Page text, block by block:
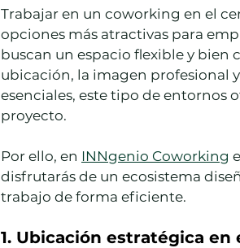
Trabajar en un coworking en el
opciones más atractivas para
buscan un espacio flexible y bien
ubicación, la imagen profesional
esenciales, este tipo de entornos
proyecto.
Por ello, en INNgenio Coworking
disfrutarás de un ecosistema
trabajo de forma eficiente.
1. Ubicación estratégica en